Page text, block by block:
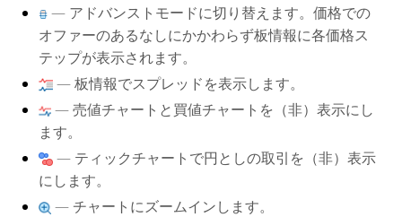
— アドバンストモードに切り替えます。価格での
オファーのあるなしにかかわらず板情報に各価格ス
テップが表示されます。
— 板情報でスプレッドを表示します。
— 売値チャートと買値チャートを（非）表示にし
ます。
— ティックチャートで円としの取引を（非）表示
にします。
— チャートにズームインします。